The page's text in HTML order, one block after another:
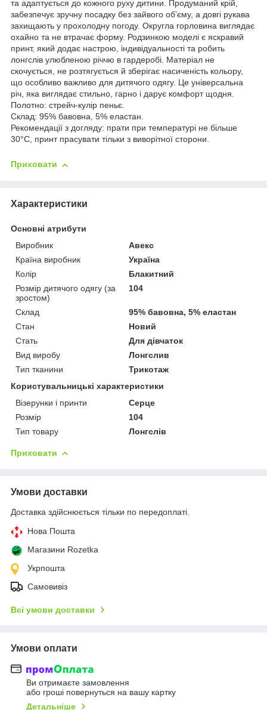
та адаптується до кожного руху дитини. Продуманий крій,
забезпечує зручну посадку без зайвого об’єму, а довгі рукава
захищають у прохолодну погоду. Округла горловина виглядає
охайно та не втрачає форму. Родзинкою моделі є яскравий
принт, який додає настрою, індивідуальності та робить
лонгслів улюбленою річчю в гардеробі. Матеріал не
скочується, не розтягується й зберігає насиченість кольору,
що особливо важливо для дитячого одягу. Це універсальна
річ, яка виглядає стильно, гарно і дарує комфорт щодня.
Полотно: стрейч-кулір пеньє.
Склад: 95% бавовна, 5% еластан.
Рекомендації з догляду: прати при температурі не більше
30°C, принт прасувати тільки з виворітної сторони.
Приховати
Характеристики
Основні атрибути
Виробник
Авекс
Країна виробник
Україна
Колір
Блакитний
Розмір дитячого одягу (за
зростом)
104
Склад
95% бавовна, 5% еластан
Стан
Новий
Стать
Для дівчаток
Вид виробу
Лонгслив
Тип тканини
Трикотаж
Користувальницькі характеристики
Візерунки і принти
Серце
Розмір
104
Тип товару
Лонгслів
Приховати
Умови доставки
Доставка здійснюється тільки по передоплаті.
Нова Пошта
Магазини Rozetka
Укрпошта
Самовивіз
Всі умови доставки
Умови оплати
Ви отримаєте замовлення
або гроші повернуться на вашу картку
Детальніше